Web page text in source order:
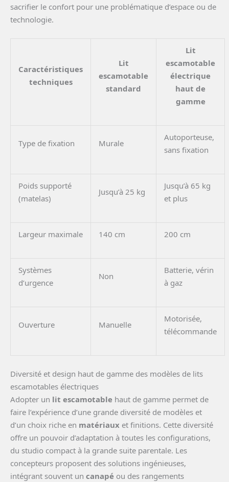
sacrifier le confort pour une problématique d’espace ou de
technologie.
Caractéristiques
techniques
Lit
escamotable
standard
Lit
escamotable
électrique
haut de
gamme
Type de fixation Murale
Autoporteuse,
sans fixation
Poids supporté
(matelas)
Jusqu’à 25 kg
Jusqu’à 65 kg
et plus
Largeur maximale 140 cm 200 cm
Systèmes
d’urgence
Non
Batterie, vérin
à gaz
Ouverture Manuelle
Motorisée,
télécommande
Diversité et design haut de gamme des modèles de lits
escamotables électriques
Adopter un lit escamotable haut de gamme permet de
faire l’expérience d’une grande diversité de modèles et
d’un choix riche en matériaux et finitions. Cette diversité
offre un pouvoir d’adaptation à toutes les configurations,
du studio compact à la grande suite parentale. Les
concepteurs proposent des solutions ingénieuses,
intégrant souvent un canapé ou des rangements